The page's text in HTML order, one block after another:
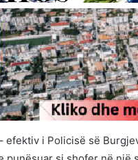
efektiv i Policisë së